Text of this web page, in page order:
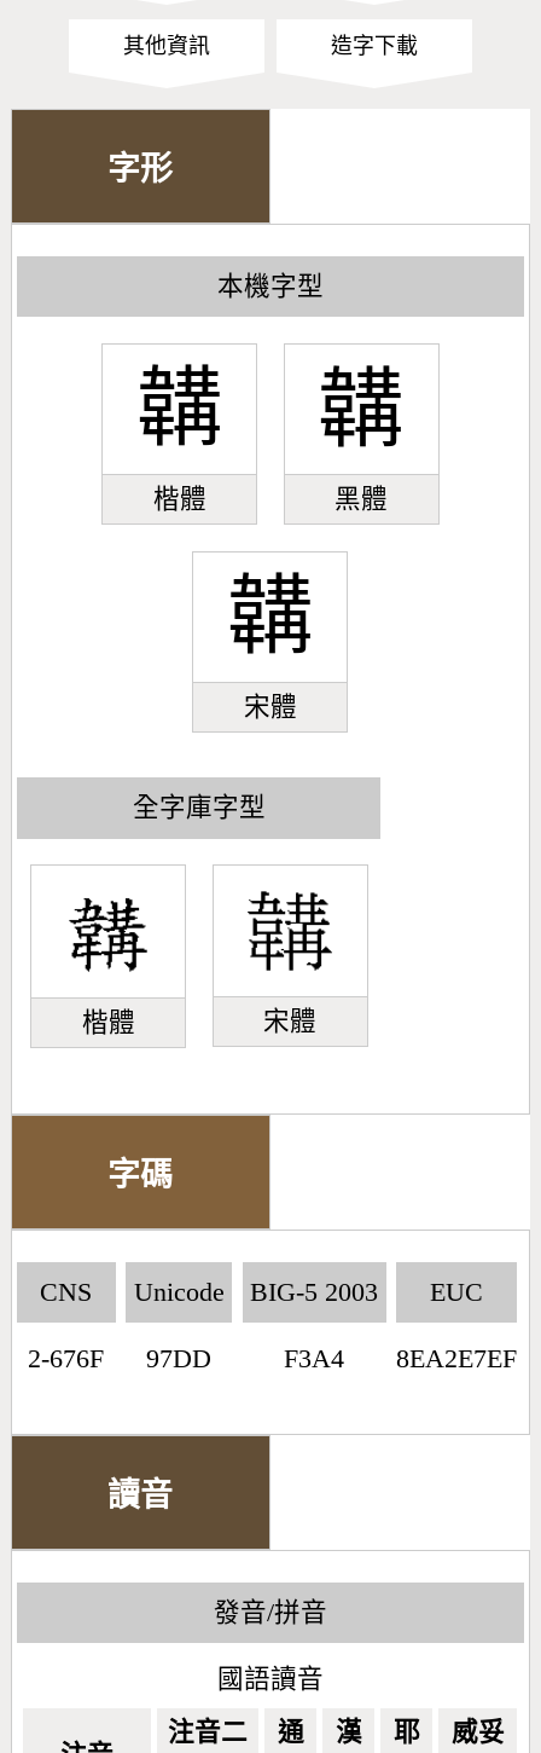
其他資訊 造字下載
字形
本機字型
韝
楷體
韝
黑體
韝
宋體
全字庫字型
楷體 宋體
字碼
CNS
2-676F
Unicode
97DD
BIG-5 2003
F3A4
EUC
8EA2E7EF
讀音
發音/拼音
國語讀音
注音二 通 漢 耶 威妥